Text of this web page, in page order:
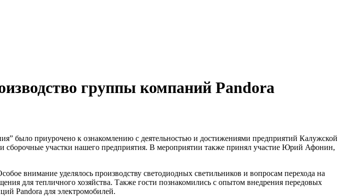
группы компаний Pandora
было приурочено к ознакомлению с деятельностью и достижениями предприятий Калужской
сборочные участки нашего предприятия. В мероприятии также принял участие Юрий Афонин,
внимание уделялось производству светодиодных светильников и вопросам перехода на
для тепличного хозяйства. Также гости познакомились с опытом внедрения передовых
Pandora для электромобилей.